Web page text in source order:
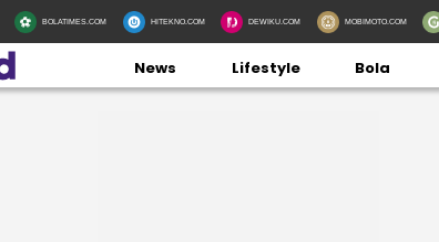
BOLATIMES.COM HITEKNO.COM DEWIKU.COM MOBIMOTO.COM
News Lifestyle Bola